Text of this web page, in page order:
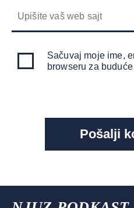
Sačuvaj moje ime,
browseru za